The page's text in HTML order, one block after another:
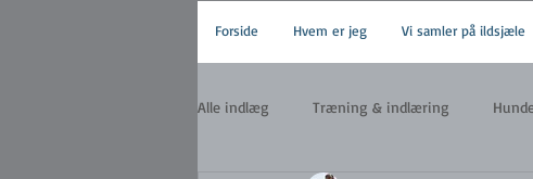
Forside Hvem er jeg Vi samler på ildsjæle
Alle indlæg Træning & indlæring